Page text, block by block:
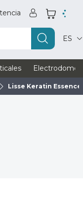
ES
Lisse Keratin Essence